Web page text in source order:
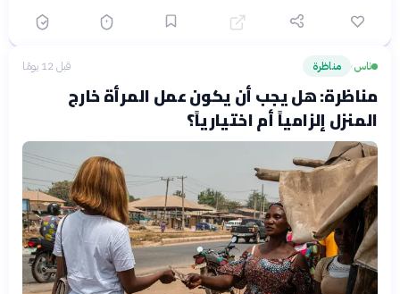
ناس› مناظرة قبل 12 يومًا
مناظرة: هل يجب أن يكون عمل المرأة خارج
المنزل إلزامياً أم اختيارياً؟